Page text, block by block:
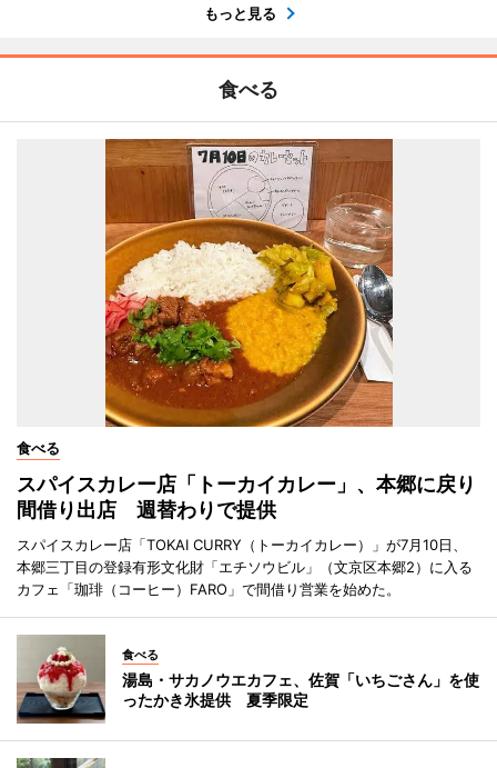
もっと見る
食べる
食べる
スパイスカレー店「トーカイカレー」、本郷に戻り
間借り出店 週替わりで提供
スパイスカレー店「TOKAI CURRY（トーカイカレー）」が7月10日、
本郷三丁目の登録有形文化財「エチソウビル」（文京区本郷2）に入る
カフェ「珈琲（コーヒー）FARO」で間借り営業を始めた。
食べる
湯島・サカノウエカフェ、佐賀「いちごさん」を使
ったかき氷提供 夏季限定